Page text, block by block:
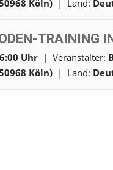
Köln) | Land:
TRAINING
Uhr | Veranstalter:
Köln) | Land: